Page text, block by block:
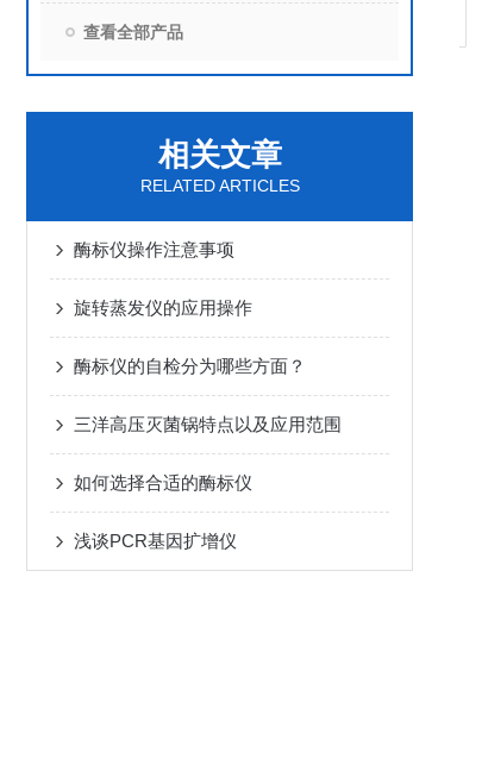
查看全部产品
相关文章
RELATED ARTICLES
酶标仪操作注意事项
旋转蒸发仪的应用操作
酶标仪的自检分为哪些方面？
三洋高压灭菌锅特点以及应用范围
如何选择合适的酶标仪
浅谈PCR基因扩增仪